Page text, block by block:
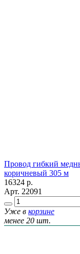
Провод гибкий
коричневый 305 м
16324 р.
Арт. 22091
Уже в корзине
менее 20 шт.